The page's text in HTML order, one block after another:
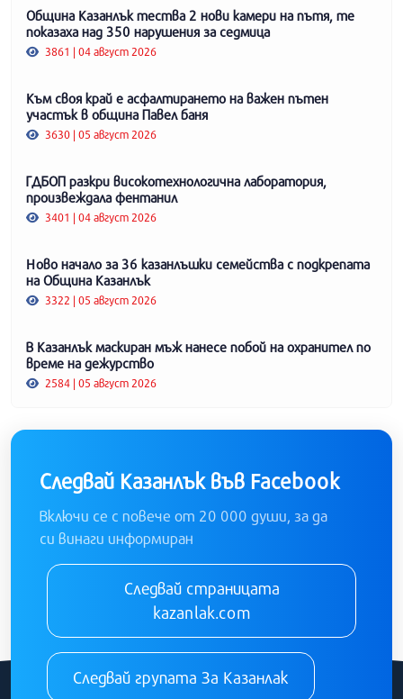
Община Казанлък тества 2 нови камери на пътя, те
показаха над 350 нарушения за седмица
3861 | 04 август 2026
Към своя край е асфалтирането на важен пътен
участък в община Павел баня
3630 | 05 август 2026
ГДБОП разкри високотехнологична лаборатория,
произвеждала фентанил
3401 | 04 август 2026
Ново начало за 36 казанлъшки семейства с подкрепата
на Община Казанлък
3322 | 05 август 2026
В Казанлък маскиран мъж нанесе побой на охранител по
време на дежурство
2584 | 05 август 2026
Следвай Казанлък във Facebook
Включи се с повече от 20 000 души, за да
си винаги информиран
Следвай страницата
kazanlak.com
Следвай групата За Казанлак